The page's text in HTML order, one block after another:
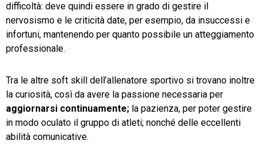
difficoltà: deve quindi essere in grado di gestire il
nervosismo e le criticità date, per esempio, da insuccessi e
infortuni, mantenendo per quanto possibile un atteggiamento
professionale.
Tra le altre soft skill dell’allenatore sportivo si trovano inoltre
la curiosità, così da avere la passione necessaria per
aggiornarsi continuamente; la pazienza, per poter gestire
in modo oculato il gruppo di atleti; nonché delle eccellenti
abilità comunicative.